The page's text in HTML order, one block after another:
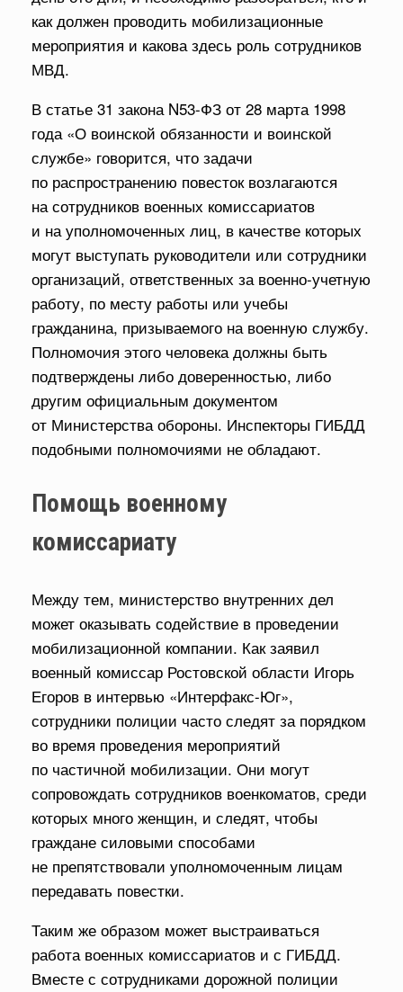
как должен проводить мобилизационные
мероприятия и какова здесь роль сотрудников
МВД.
В статье 31 закона N53-ФЗ от 28 марта 1998
года «О воинской обязанности и воинской
службе» говорится, что задачи
по распространению повесток возлагаются
на сотрудников военных комиссариатов
и на уполномоченных лиц, в качестве которых
могут выступать руководители или сотрудники
организаций, ответственных за военно-учетную
работу, по месту работы или учебы
гражданина, призываемого на военную службу.
Полномочия этого человека должны быть
подтверждены либо доверенностью, либо
другим официальным документом
от Министерства обороны. Инспекторы ГИБДД
подобными полномочиями не обладают.
Помощь военному
комиссариату
Между тем, министерство внутренних дел
может оказывать содействие в проведении
мобилизационной компании. Как заявил
военный комиссар Ростовской области Игорь
Егоров в интервью «Интерфакс-Юг»,
сотрудники полиции часто следят за порядком
во время проведения мероприятий
по частичной мобилизации. Они могут
сопровождать сотрудников военкоматов, среди
которых много женщин, и следят, чтобы
граждане силовыми способами
не препятствовали уполномоченным лицам
передавать повестки.
Таким же образом может выстраиваться
работа военных комиссариатов и с ГИБДД.
Вместе с сотрудниками дорожной полиции